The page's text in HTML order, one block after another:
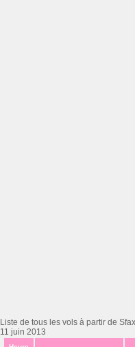
Liste de tous les vols à partir de
11 juin 2013